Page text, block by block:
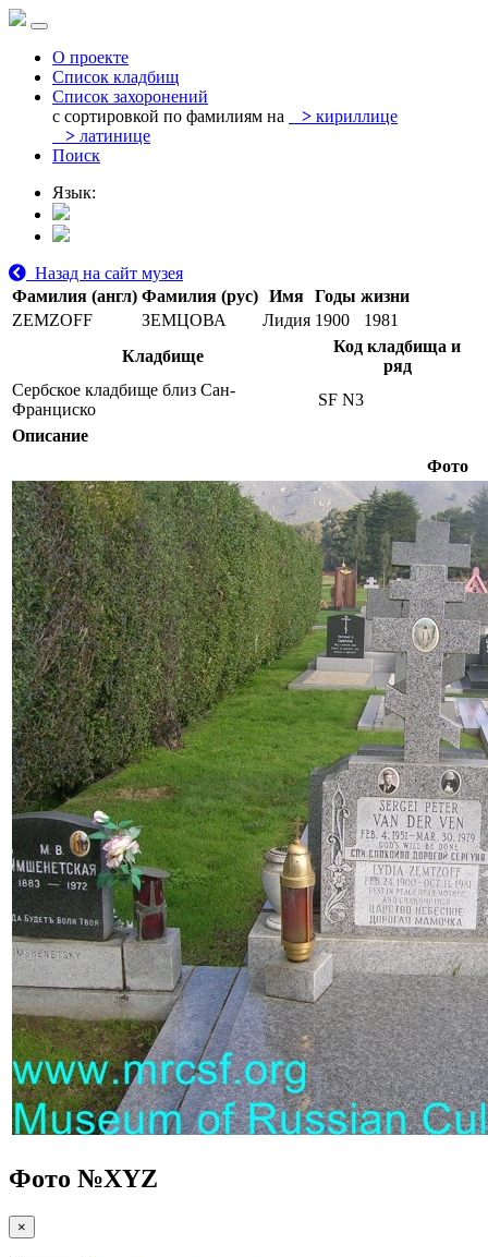
О проекте
Список кладбищ
Список захоронений
с сортировкой по фамилиям на
> кириллице
> латинице
Поиск
Язык:
Назад на сайт музея
Фамилия (англ) Фамилия (рус) Имя Годы жизни
ZEMZOFF
ЗЕМЦОВА Лидия 1900
1981
Кладбище
Код кладбища и
ряд
Сербское кладбище близ Сан-
Франциско
SF N3
Описание
Фото
Фото №XYZ
×